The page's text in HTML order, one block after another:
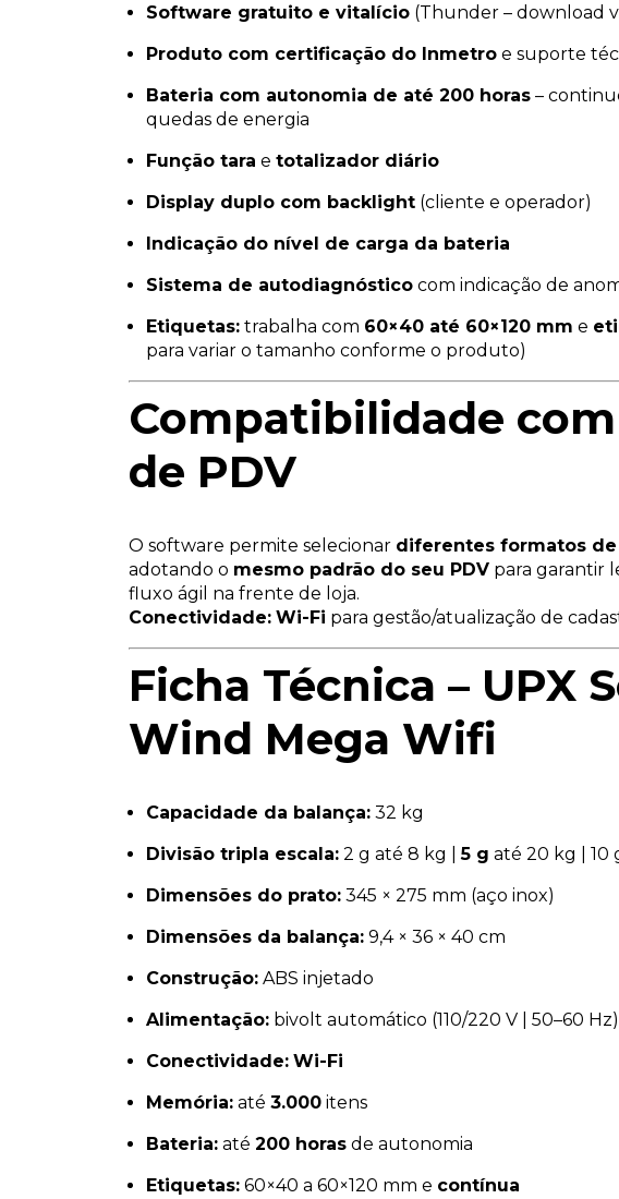
Software gratuito e vitalício (Thunder – download
Produto com certificação do Inmetro e suporte
Bateria com autonomia de até 200 horas –
quedas de energia
Função tara e totalizador diário
Display duplo com backlight (cliente e operador)
Indicação do nível de carga da bateria
Sistema de autodiagnóstico com indicação de
Etiquetas: trabalha com 60×40 até 60×120 mm e
para variar o tamanho conforme o produto)
Compatibilidade
de PDV
O software permite selecionar diferentes formatos
adotando o mesmo padrão do seu PDV para garantir
fluxo ágil na frente de loja.
Conectividade: Wi-Fi para gestão/atualização de
Ficha Técnica – UPX
Wind Mega Wifi
Capacidade da balança: 32 kg
Divisão tripla escala: 2 g até 8 kg |5 g até 20 kg | 10
Dimensões do prato: 345 × 275 mm (aço inox)
Dimensões da balança: 9,4 × 36 × 40 cm
Construção: ABS injetado
Alimentação: bivolt automático (110/220 V | 50–60 Hz)
Conectividade: Wi-Fi
Memória: até 3.000 itens
Bateria: até 200 horas de autonomia
Etiquetas: 60×40 a 60×120 mm e contínua